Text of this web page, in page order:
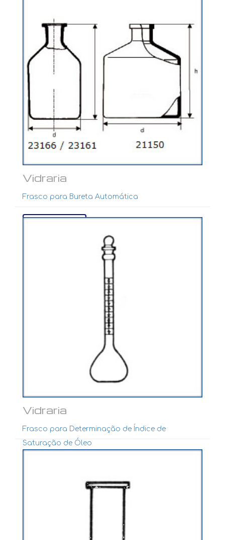
Vidraria
Frasco para Bureta Automática
Ver mais...
Vidraria
Frasco para Determinação de Índice de
Saturação de Óleo